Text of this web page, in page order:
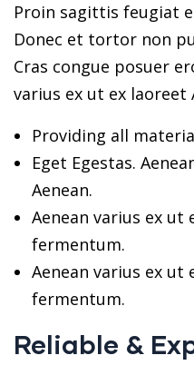
Proin sagittis feugiat
Donec et tortor non
Cras congue posuer
varius ex ut ex
Providing all
Eget Egestas.
Aenean.
Aenean varius ex ut
fermentum.
Aenean varius ex ut
fermentum.
Reliable &